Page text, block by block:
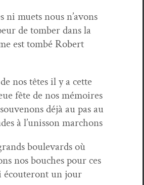
ni muets nous n’avons
de tomber dans la
est tombé Robert
nos têtes il y a cette
fête de nos mémoires
déjà au pas au
à l’u­nis­son marchons
boule­vards où
nos bouch­es pour ces
écouteront un jour